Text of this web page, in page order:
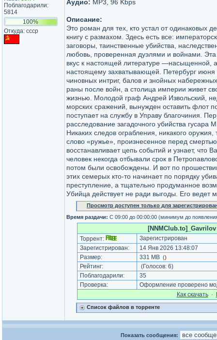
Поблагодарили:
5814
100%
Откуда: ссср
Аудио: MP3, 96 Kbps
Описание:
Это роман для тех, кто устал от одинаковых
книгу с размахом. Здесь есть все:
заговоры, таинственные убийства,
любовь, проверенная дуэлями и войнами. Эта
вкус к настоящей литературе —насыщенной,
настоящему захватывающей. Петербург июня
чиновных интриг, балов и знойных
раны после войн, а столица империи живет
жизнью. Молодой граф Андрей Извольский,
морских сражений, вынужден оставить флот
поступает на службу в Управу благочиния.
расследование загадочного убийства гусара
Никаких следов ограбления, никакого оружия,
слово «ружье», произнесенное перед
восстанавливает цепь событий и узнает, что
человек некогда отбывали срок в
потом были освобождены. И вот по
этих семерых кто-то начинает по порядку
преступление, а тщательно продуманное
Убийца действует не ради выгоды. Его
Просмотр доступен только для
Время раздачи: С 09:00 до 00:00:00 (минимум до
Торрент:
Зарегистрирован
Зарегистрирован:
14 Янв 2026 13:48:07
Размер:
331 MB ()
Рейтинг: (Голосов: 6)
Поблагодарили:
35
Проверка:
Оформление проверено
Как cкачать·
Список файлов в торренте
Показать сообщения: